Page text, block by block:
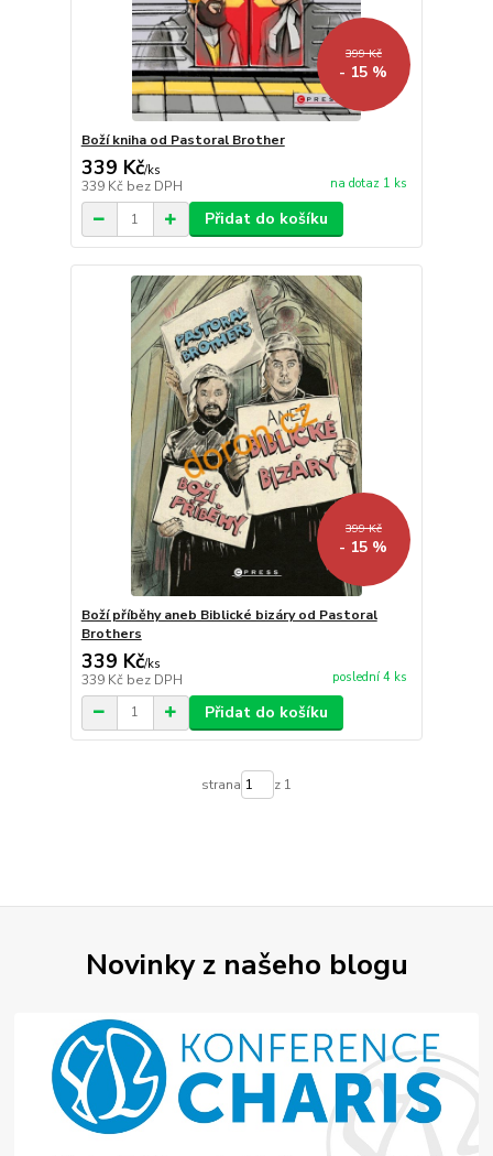
399 Kč
- 15 %
Boží kniha od Pastoral Brother
339 Kč/ks
339 Kč bez DPH na dotaz 1 ks
Přidat do košíku
399 Kč
- 15 %
Boží příběhy aneb Biblické bizáry od Pastoral
Brothers
339 Kč/ks
339 Kč bez DPH poslední 4 ks
Přidat do košíku
strana z 1
Novinky z našeho blogu